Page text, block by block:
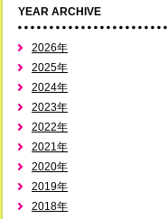
YEAR ARCHIVE
2026年
2025年
2024年
2023年
2022年
2021年
2020年
2019年
2018年